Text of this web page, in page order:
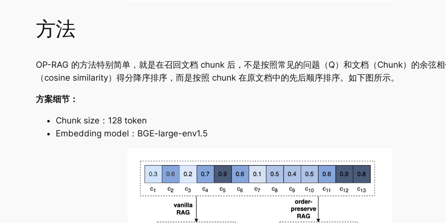
方法
OP-RAG 的方法特别简单，就是在召回文档 chunk 后，不是按照常见的问题（Q）和文档（Chunk）的余弦
（cosine similarity）得分降序排序，而是按照 chunk 在原文档中的先后顺序排序。如下图所示。
方案细节：
Chunk size：128 token
Embedding model：BGE-large-env1.5